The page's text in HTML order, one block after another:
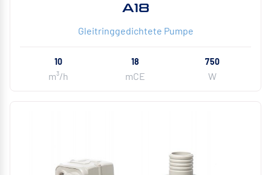
A18
Gleitringgedichtete Pumpe
10
m³/h
18
mCE
750
W